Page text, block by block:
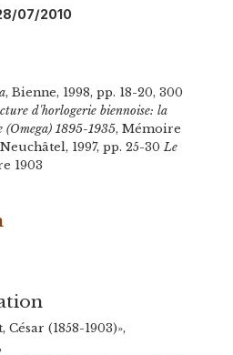
07/2010
, Bienne, 1998, pp. 18-20, 300
d'horlogerie biennoise: la
1895-1935, Mémoire
1997, pp. 25-30Le
1903
(1858-1903)»,